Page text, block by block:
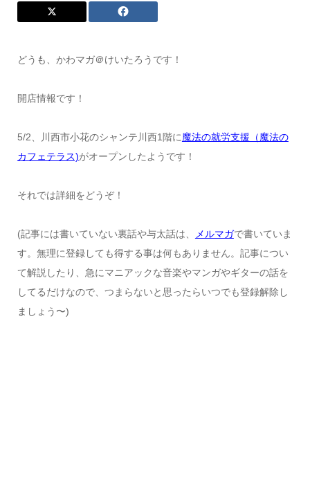
どうも、かわマガ＠けいたろうです！
開店情報です！
5/2、川西市小花のシャンテ川西1階に魔法の就労支援（魔法の
カフェテラス)がオープンしたようです！
それでは詳細をどうぞ！
(記事には書いていない裏話や与太話は、 メルマガで書いていま
す。無理に登録しても得する事は何もありません。記事につい
て解説したり、急にマニアックな音楽やマンガやギターの話を
してるだけなので、つまらないと思ったらいつでも登録解除し
ましょう〜)